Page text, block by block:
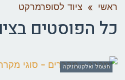
ראשי » ציוד לסופרמרקט
כל הפוסטים ב
חשמל ואלקטרוניקה